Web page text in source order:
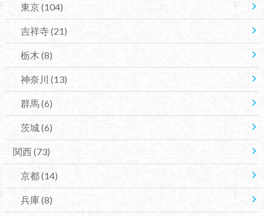
東京(104)
吉祥寺(21)
栃木 (8)
神奈川 (13)
群馬(6)
茨城 (6)
関西(73)
京都(14)
兵庫(8)